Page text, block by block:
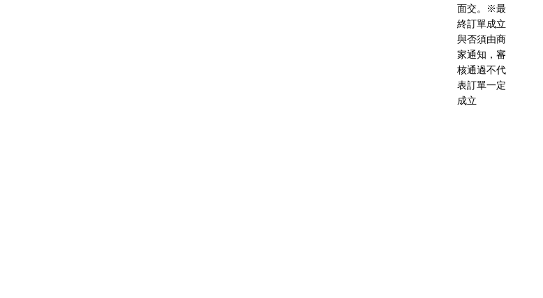
面交。※最
終訂單成立
與否須由商
家通知，審
核通過不代
表訂單一定
成立